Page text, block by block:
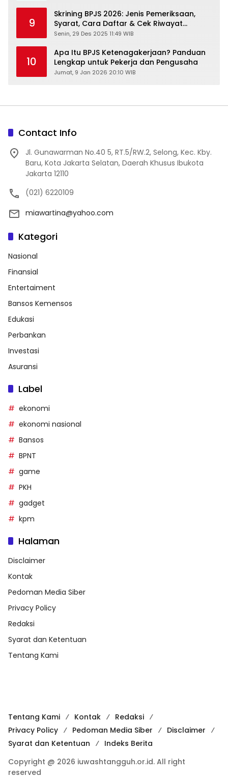
9
Skrining BPJS 2026: Jenis Pemeriksaan,
Syarat, Cara Daftar & Cek Riwayat
Kesehatan Gratis
Senin, 29 Des 2025 11:49 WIB
10
Apa Itu BPJS Ketenagakerjaan? Panduan
Lengkap untuk Pekerja dan Pengusaha
Jumat, 9 Jan 2026 20:10 WIB
Contact Info
Jl. Gunawarman No.40 5, RT.5/RW.2, Selong, Kec. Kby.
Baru, Kota Jakarta Selatan, Daerah Khusus Ibukota
Jakarta 12110
(021) 6220109
miawartina@yahoo.com
Kategori
Nasional
Finansial
Entertaiment
Bansos Kemensos
Edukasi
Perbankan
Investasi
Asuransi
Label
ekonomi
ekonomi nasional
Bansos
BPNT
game
PKH
gadget
kpm
Halaman
Disclaimer
Kontak
Pedoman Media Siber
Privacy Policy
Redaksi
Syarat dan Ketentuan
Tentang Kami
Tentang Kami Kontak
Redaksi
Privacy Policy
Pedoman Media Siber
Disclaimer
Syarat dan Ketentuan
Indeks Berita
Copyright @ 2026 iuwashtangguh.or.id. All right
reserved